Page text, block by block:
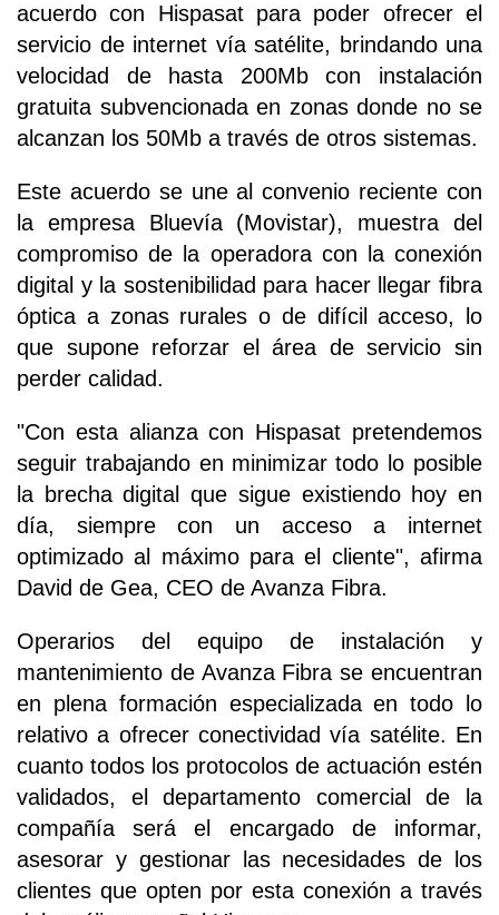
acuerdo con Hispasat para poder ofrecer el
servicio de internet vía satélite, brindando una
velocidad de hasta 200Mb con instalación
gratuita subvencionada en zonas donde no se
alcanzan los 50Mb a través de otros sistemas.
Este acuerdo se une al convenio reciente con
la empresa Bluevía (Movistar), muestra del
compromiso de la operadora con la conexión
digital y la sostenibilidad para hacer llegar fibra
óptica a zonas rurales o de difícil acceso, lo
que supone reforzar el área de servicio sin
perder calidad.
"Con esta alianza con Hispasat pretendemos
seguir trabajando en minimizar todo lo posible
la brecha digital que sigue existiendo hoy en
día, siempre con un acceso a internet
optimizado al máximo para el cliente", afirma
David de Gea, CEO de Avanza Fibra.
Operarios del equipo de instalación y
mantenimiento de Avanza Fibra se encuentran
en plena formación especializada en todo lo
relativo a ofrecer conectividad vía satélite. En
cuanto todos los protocolos de actuación estén
validados, el departamento comercial de la
compañía será el encargado de informar,
asesorar y gestionar las necesidades de los
clientes que opten por esta conexión a través